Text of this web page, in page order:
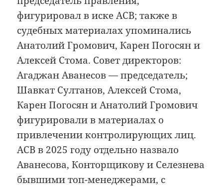
фигурировал в иске АСВ; также в
судебных материалах упоминались
Анатолий Громович, Карен Погосян и
Алексей Стома. Совет директоров:
Агаджан Аванесов — председатель;
Шавкат Султанов, Алексей Стома,
Карен Погосян и Анатолий Громович
фигурировали в материалах о
привлечении контролирующих лиц.
АСВ в 2025 году отдельно назвало
Аванесова, Конторщикову и Селезнева
бывшими топ-менеджерами, с